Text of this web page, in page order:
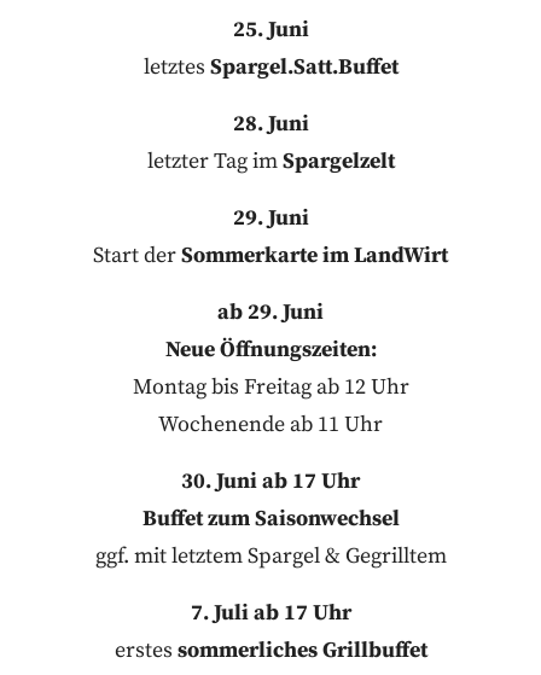
25. Juni
letztes Spargel.Satt.Buffet
28. Juni
letzter Tag imSpargelzelt
29. Juni
Start derSommerkarte im LandWirt
ab 29. Juni
Neue Öffnungszeiten:
Montag bis Freitag ab 12 Uhr
Wochenende ab 11 Uhr
30. Juni ab 17 Uhr
Buffet zum Saisonwechsel
ggf. mit letztem Spargel & Gegrilltem
7. Juli ab 17 Uhr
erstes sommerliches Grillbuffet